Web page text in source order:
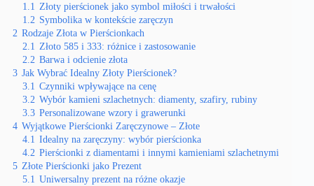
1.1 Złoty pierścionek jako symbol miłości i trwałości
1.2 Symbolika w kontekście zaręczyn
2 Rodzaje Złota w Pierścionkach
2.1 Złoto 585 i 333: różnice i zastosowanie
2.2 Barwa i odcienie złota
3 Jak Wybrać Idealny Złoty Pierścionek?
3.1 Czynniki wpływające na cenę
3.2 Wybór kamieni szlachetnych: diamenty, szafiry, rubiny
3.3 Personalizowane wzory i grawerunki
4 Wyjątkowe Pierścionki Zaręczynowe – Złote
4.1 Idealny na zaręczyny: wybór pierścionka
4.2 Pierścionki z diamentami i innymi kamieniami szlachetnymi
5 Złote Pierścionki jako Prezent
5.1 Uniwersalny prezent na różne okazje